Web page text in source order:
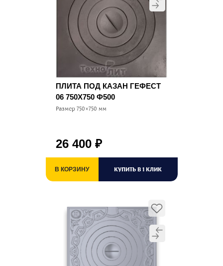
ПЛИТА ПОД КАЗАН ГЕФЕСТ
06 750Х750 Ф500
Размер 750×750 мм
26 400 ₽
В КОРЗИНУ КУПИТЬ В 1 КЛИК